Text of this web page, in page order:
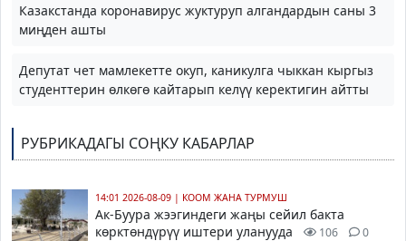
Казакстанда коронавирус жуктуруп алгандардын саны 3
миңден ашты
Депутат чет мамлекетте окуп, каникулга чыккан кыргыз
студенттерин өлкөгө кайтарып келүү керектигин айтты
РУБРИКАДАГЫ СОҢКУ КАБАРЛАР
14:01 2026-08-09 | КООМ ЖАНА ТУРМУШ
Ак-Буура жээгиндеги жаңы сейил бакта
көрктөндүрүү иштери уланууда
106 0